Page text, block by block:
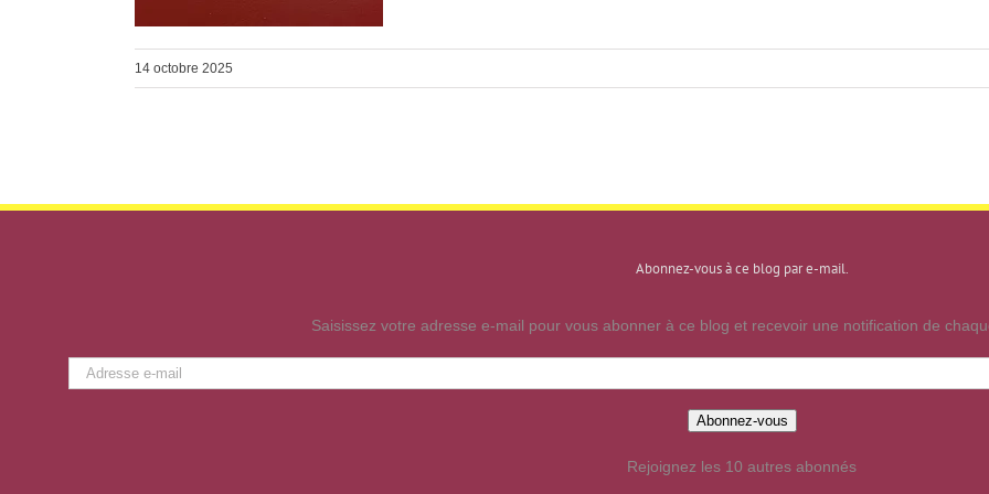
14 octobre 2025
Abonnez-vous à ce blog par e-mail.
Saisissez votre adresse e-mail pour vous abonner à ce blog et recevoir une notification de
Adresse
Abonnez-vous
Rejoignez les 10 autres abonnés